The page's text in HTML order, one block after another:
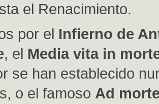
el Renacimiento.
por el Infierno de
, el Media vita in
se han establecido
o el famoso Ad